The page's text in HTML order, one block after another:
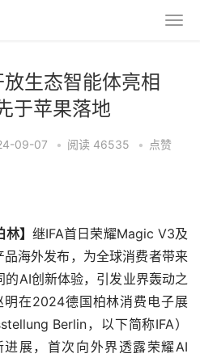
生态智能体亮相
于苹果落地
09-07 • 阅读 46535 • 点赞
】 继IFA首日荣耀Magic V3及
海外发布，为全球消费者带来
的AI创新体验，引发业界轰动之
在2024德国柏林消费电子展
Berlin，以下简称IFA）
展，首次向外界透露荣耀AI